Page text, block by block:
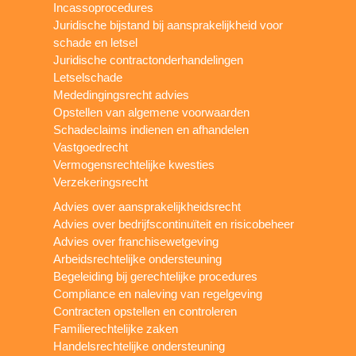
Incassoprocedures
Juridische bijstand bij aansprakelijkheid voor
schade en letsel
Juridische contractonderhandelingen
Letselschade
Mededingingsrecht advies
Opstellen van algemene voorwaarden
Schadeclaims indienen en afhandelen
Vastgoedrecht
Vermogensrechtelijke kwesties
Verzekeringsrecht
Advies over aansprakelijkheidsrecht
Advies over bedrijfscontinuïteit en risicobeheer
Advies over franchisewetgeving
Arbeidsrechtelijke ondersteuning
Begeleiding bij gerechtelijke procedures
Compliance en naleving van regelgeving
Contracten opstellen en controleren
Familierechtelijke zaken
Handelsrechtelijke ondersteuning